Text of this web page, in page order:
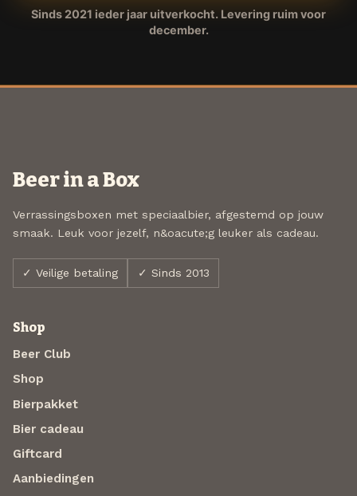
Sinds 2021 ieder jaar uitverkocht. Levering ruim voor
december.
Beer in a Box
Verrassingsboxen met speciaalbier, afgestemd op jouw
smaak. Leuk voor jezelf, n&oacute;g leuker als cadeau.
✓ Veilige betaling ✓ Sinds 2013
Shop
Beer Club
Shop
Bierpakket
Bier cadeau
Giftcard
Aanbiedingen